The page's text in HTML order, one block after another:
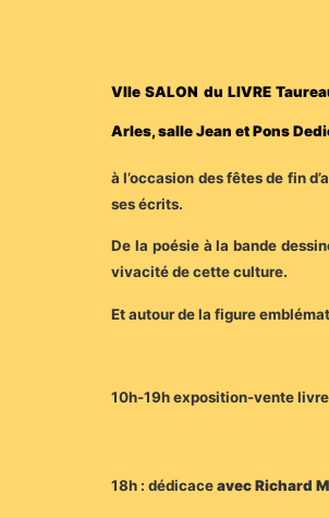
VIIe SALON du LIVRE
Arles, salle Jean et Pons
à l’occasion des fêtes de fin
ses écrits.
De la poésie à la bande
vivacité de cette culture.
Et autour de la figure
10h-19h exposition-vente
18h : dédicaceavec Richard